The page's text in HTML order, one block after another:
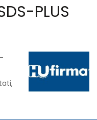
PLUS